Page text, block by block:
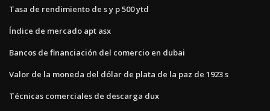
Tasa de rendimiento de s y p 500 ytd
Índice de mercado apt asx
Bancos de financiación del comercio en dubai
Valor de la moneda del dólar de plata de la paz de 1923 s
Técnicas comerciales de descarga dux